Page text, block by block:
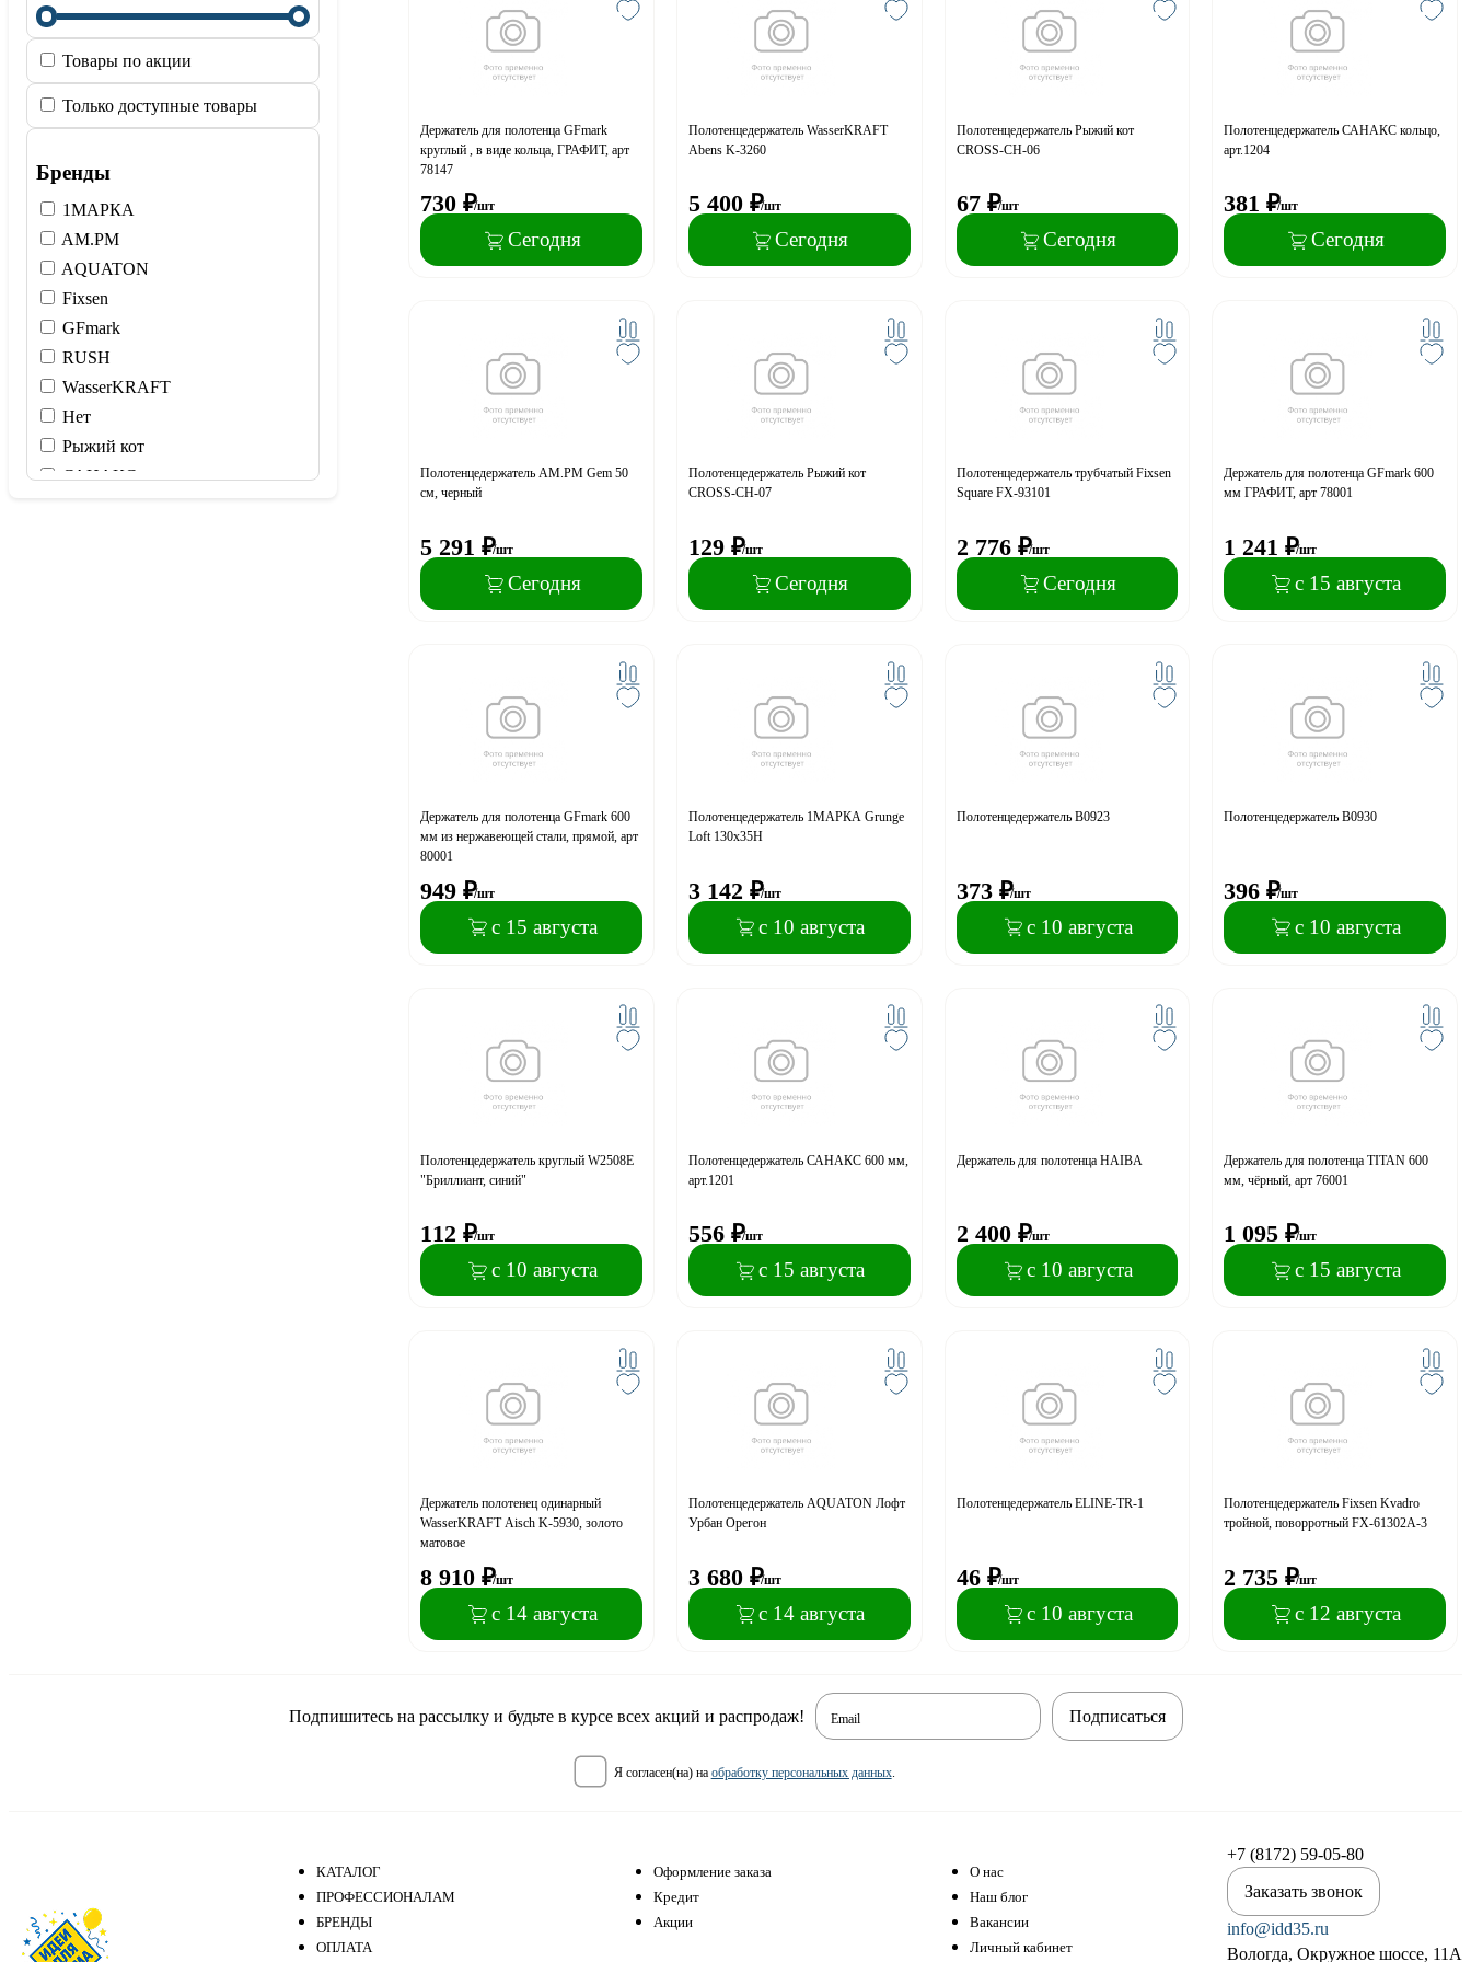
Товары по акции
Только доступные товары
Бренды
1МАРКА
AM.PM
AQUATON
Fixsen
GFmark
RUSH
WasserKRAFT
Нет
Рыжий кот
САНАКС
Держатель для полотенца GFmark
круглый , в виде кольца, ГРАФИТ, арт
78147
730 ₽/шт
Сегодня
Полотенцедержатель WasserKRAFT
Abens K-3260
5 400 ₽/шт
Сегодня
Полотенцедержатель Рыжий кот
CROSS-CH-06
67 ₽/шт
Сегодня
Полотенцедержатель САНАКС кольцо,
арт.1204
381 ₽/шт
Сегодня
Полотенцедержатель AM.PM Gem 50
см, черный
5 291 ₽/шт
Сегодня
Полотенцедержатель Рыжий кот
CROSS-CH-07
129 ₽/шт
Сегодня
Полотенцедержатель трубчатый Fixsen
Square FX-93101
2 776 ₽/шт
Сегодня
Держатель для полотенца GFmark 600
мм ГРАФИТ, арт 78001
1 241 ₽/шт
с 15 августа
Держатель для полотенца GFmark 600
мм из нержавеющей стали, прямой, арт
80001
949 ₽/шт
с 15 августа
Полотенцедержатель 1МАРКА Grunge
Loft 130х35Н
3 142 ₽/шт
с 10 августа
Полотенцедержатель B0923
373 ₽/шт
с 10 августа
Полотенцедержатель B0930
396 ₽/шт
с 10 августа
Полотенцедержатель круглый W2508E
"Бриллиант, синий"
112 ₽/шт
с 10 августа
Полотенцедержатель САНАКС 600 мм,
арт.1201
556 ₽/шт
с 15 августа
Держатель для полотенца HAIBA
2 400 ₽/шт
с 10 августа
Держатель для полотенца TITAN 600
мм, чёрный, арт 76001
1 095 ₽/шт
с 15 августа
Держатель полотенец одинарный
WasserKRAFT Aisch K-5930, золото
матовое
8 910 ₽/шт
с 14 августа
Полотенцедержатель AQUATON Лофт
Урбан Орегон
3 680 ₽/шт
с 14 августа
Полотенцедержатель ELINE-TR-1
46 ₽/шт
с 10 августа
Полотенцедержатель Fixsen Kvadro
тройной, поворротный FX-61302A-3
2 735 ₽/шт
с 12 августа
Подпишитесь на рассылку и будьте в курсе всех акций и распродаж! Email
я согласен(на) на обработку персональных данных.
Подписаться
КАТАЛОГ
ПРОФЕССИОНАЛАМ
БРЕНДЫ
ОПЛАТА
Оформление заказа
Кредит
Акции
О нас
Наш блог
Вакансии
Личный кабинет
+7 (8172) 59-05-80
Заказать звонок
info@idd35.ru
Вологда, Окружное шоссе, 11А